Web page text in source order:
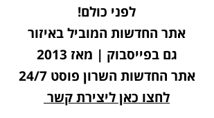
לפני כולם!
אתר החדשות המוביל באיזור
גם בפייסבוק | מאז 2013
אתר החדשות השרון פוסט 24/7
לחצו כאן ליצירת קשר